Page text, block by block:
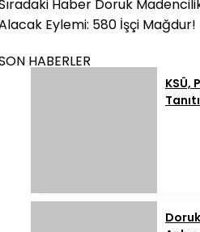
Haber Doruk
Eylemi: 580 İşçi Mağdur!
HABERLER
KSÜ,